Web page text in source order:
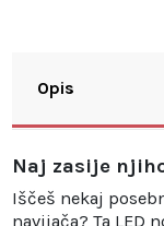
Opis
Naj zasije
Iščeš nekaj
navijača? Ta LED